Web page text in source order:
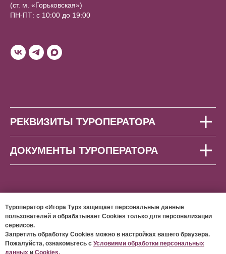
Туроператор «Игора Тур» защищает персональные данные
пользователей и обрабатывает Cookies только для персонализации
сервисов.
Запретить обработку Cookies можно в настройках вашего браузера.
Пожалуйста, ознакомьтесь с Условиями обработки персональных
(ст. м. «Горьковская»)
ПН-ПТ: с 10:00 до 19:00
РЕКВИЗИТЫ ТУРОПЕРАТОРА
ДОКУМЕНТЫ ТУРОПЕРАТОРА
© 2026 ООО «ИГОРА ТУР»